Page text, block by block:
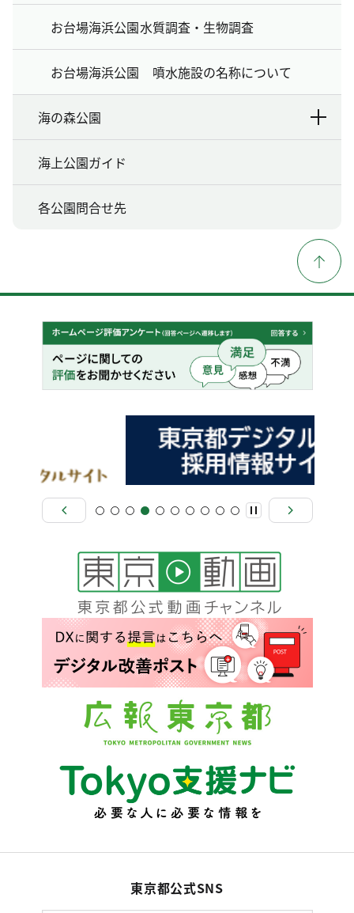
お台場海浜公園水質調査・生物調査
お台場海浜公園 噴水施設の名称について
海の森公園
海上公園ガイド
各公園問合せ先
東京都公式SNS